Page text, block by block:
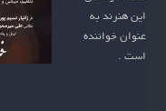
این هنرند به
عنوان خواننده
است .